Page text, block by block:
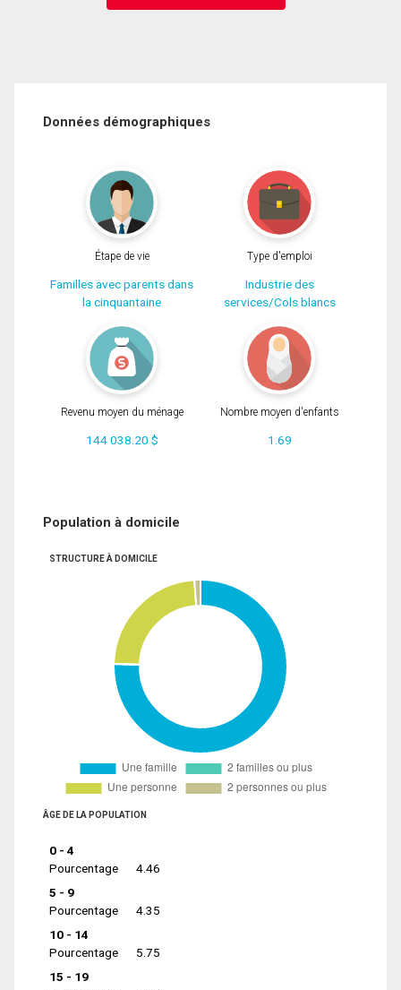
Données démographiques
Étape de vie
Familles avec parents dans
la cinquantaine
Type d'emploi
Industrie des
services/Cols blancs
Revenu moyen du ménage
144 038.20 $
Nombre moyen d'enfants
1.69
Population à domicile
STRUCTURE À DOMICILE
ÂGE DE LA POPULATION
0 - 4
Pourcentage
4.46
5 - 9
Pourcentage
4.35
10 - 14
Pourcentage
5.75
15 - 19